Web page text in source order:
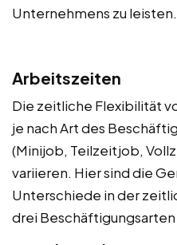
Unternehmens zu leisten.
Arbeitszeiten
Die zeitliche Flexibilität
je nach Art des
(Minijob, Teilzeitjob,
variieren. Hier sind die
Unterschiede in der
drei